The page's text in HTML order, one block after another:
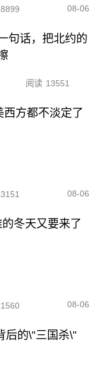
08-06
句话，把北约的
阅读 13551
方都不淡定了
08-06
冬天又要来了
08-06
后的\"三国杀\"